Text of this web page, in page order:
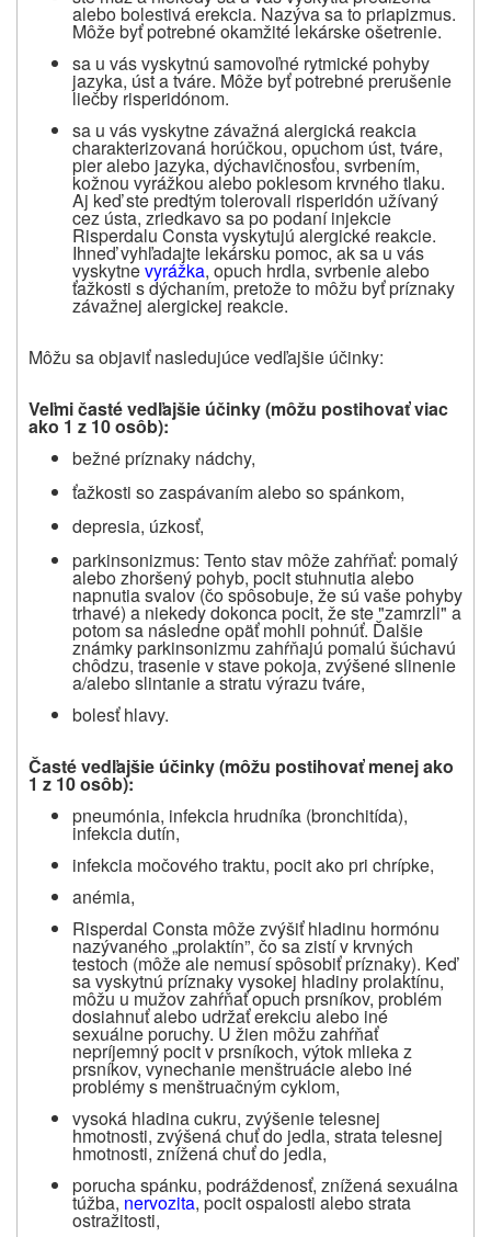
alebo bolestivá erekcia. Nazýva sa to priapizmus.
Môže byť potrebné okamžité lekárske ošetrenie.
sa u vás vyskytnú samovoľné rytmické pohyby
jazyka, úst a tváre. Môže byť potrebné prerušenie
liečby risperidónom.
sa u vás vyskytne závažná alergická reakcia
charakterizovaná horúčkou, opuchom úst, tváre,
pier alebo jazyka, dýchavičnosťou, svrbením,
kožnou vyrážkou alebo poklesom krvného tlaku.
Aj keď ste predtým tolerovali risperidón užívaný
cez ústa, zriedkavo sa po podaní injekcie
Risperdalu Consta vyskytujú alergické reakcie.
Ihneď vyhľadajte lekársku pomoc, ak sa u vás
vyskytnevyrážka, opuch hrdla, svrbenie alebo
ťažkosti s dýchaním, pretože to môžu byť príznaky
závažnej alergickej reakcie.
Môžu sa objaviť nasledujúce vedľajšie účinky:
Veľmi časté vedľajšie účinky (môžu postihovať viac
ako 1 z 10 osôb):
bežné príznaky nádchy,
ťažkosti so zaspávaním alebo so spánkom,
depresia, úzkosť,
parkinsonizmus: Tento stav môže zahŕňať: pomalý
alebo zhoršený pohyb, pocit stuhnutia alebo
napnutia svalov (čo spôsobuje, že sú vaše pohyby
trhavé) a niekedy dokonca pocit, že ste "zamrzli" a
potom sa následne opäť mohli pohnúť. Ďalšie
známky parkinsonizmu zahŕňajú pomalú šúchavú
chôdzu, trasenie v stave pokoja, zvýšené slinenie
a/alebo slintanie a stratu výrazu tváre,
bolesť hlavy.
Časté vedľajšie účinky (môžu postihovať menej ako
1 z 10 osôb):
pneumónia, infekcia hrudníka (bronchitída),
infekcia dutín,
infekcia močového traktu, pocit ako pri chrípke,
anémia,
Risperdal Consta môže zvýšiť hladinu hormónu
nazývaného „prolaktín”, čo sa zistí v krvných
testoch (môže ale nemusí spôsobiť príznaky). Keď
sa vyskytnú príznaky vysokej hladiny prolaktínu,
môžu u mužov zahŕňať opuch prsníkov, problém
dosiahnuť alebo udržať erekciu alebo iné
sexuálne poruchy. U žien môžu zahŕňať
nepríjemný pocit v prsníkoch, výtok mlieka z
prsníkov, vynechanie menštruácie alebo iné
problémy s menštruačným cyklom,
vysoká hladina cukru, zvýšenie telesnej
hmotnosti, zvýšená chuť do jedla, strata telesnej
hmotnosti, znížená chuť do jedla,
porucha spánku, podráždenosť, znížená sexuálna
túžba, nervozita, pocit ospalosti alebo strata
ostražitosti,